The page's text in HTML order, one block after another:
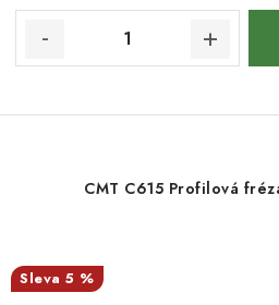
CMT C615 Profilová
5 %